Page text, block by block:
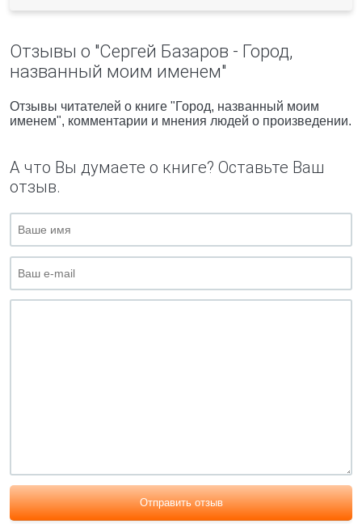
Отзывы о "Сергей Базаров - Город,
названный моим именем"
Отзывы читателей о книге "Город, названный моим
именем", комментарии и мнения людей о произведении.
А что Вы думаете о книге? Оставьте Ваш
отзыв.
Отправить отзыв